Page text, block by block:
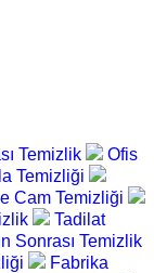
Temizlik
Ofis
Temizliği
Cam Temizliği
Tadilat
Sonrası Temizlik
Fabrika